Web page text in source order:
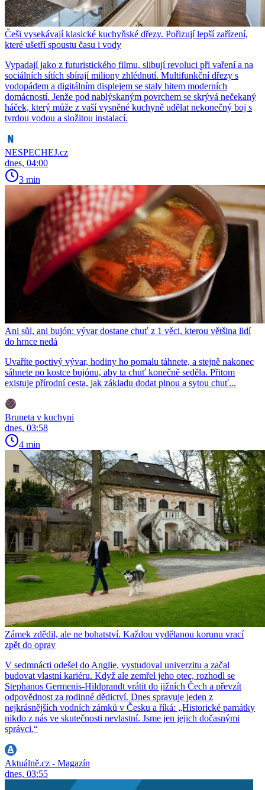
Češi vysekávají klasické kuchyňské dřezy. Pořizují lepší zařízení,
které ušetří spoustu času i vody
Vypadají jako z futuristického filmu, slibují revoluci při vaření a na
sociálních sítích sbírají miliony zhlédnutí. Multifunkční dřezy s
vodopádem a digitálním displejem se staly hitem moderních
domácností. Jenže pod nablýskaným povrchem se skrývá nečekaný
háček, který může z vaší vysněné kuchyně udělat nekonečný boj s
tvrdou vodou a složitou instalací.
NESPECHEJ.cz
dnes, 04:00
3 min
Ani sůl, ani bujón: vývar dostane chuť z 1 věci, kterou většina lidí
do hrnce nedá
Uvaříte poctivý vývar, hodiny ho pomalu táhnete, a stejně nakonec
sáhnete po kostce bujónu, aby ta chuť konečně seděla. Přitom
existuje přírodní cesta, jak základu dodat plnou a sytou chuť...
Bruneta v kuchyni
dnes, 03:58
4 min
Zámek zdědil, ale ne bohatství. Každou vydělanou korunu vrací
zpět do oprav
V sedmnácti odešel do Anglie, vystudoval univerzitu a začal
budovat vlastní kariéru. Když ale zemřel jeho otec, rozhodl se
Stephanos Germenis-Hildprandt vrátit do jižních Čech a převzít
odpovědnost za rodinné dědictví. Dnes spravuje jeden z
nejkrásnějších vodních zámků v Česku a říká: „Historické památky
nikdo z nás ve skutečnosti nevlastní. Jsme jen jejich dočasnými
správci.“
Aktuálně.cz - Magazín
dnes, 03:55